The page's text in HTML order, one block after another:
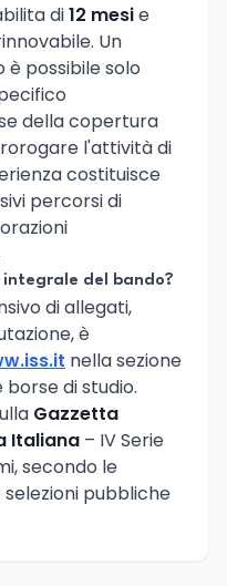
di12 mesie
Un
possibile solo
della copertura
l'attività di
costituisce
percorsi di
integrale del bando?
di allegati,
è
nella sezione
di studio.
Gazzetta
Italiana – IV Serie
secondo le
pubbliche